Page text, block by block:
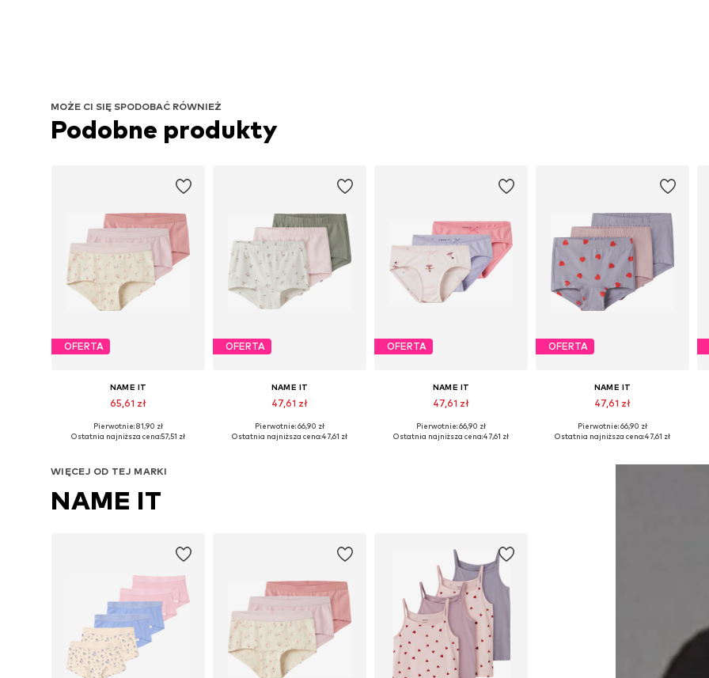
MOŻE CI SIĘ SPODOBAĆ RÓWNIEŻ
Podobne produkty
OFERTA
NAME IT
65,61 zł
Dostępne w różnych rozmiarach
Pierwotnie: 81,90 zł
Ostatnia najniższa cena:57,51 zł
OFERTA
NAME IT
47,61 zł
Dostępne w różnych rozmiarach
Pierwotnie: 66,90 zł
Ostatnia najniższa cena:47,61 zł
OFERTA
NAME IT
47,61 zł
Dostępne w różnych rozmiarach
Pierwotnie: 66,90 zł
Ostatnia najniższa cena:47,61 zł
OFERTA
NAME IT
47,61 zł
Dostępne w różnych rozmiarach
Pierwotnie: 66,90 zł
Ostatnia najniższa cena:47,61 zł
WIĘCEJ OD TEJ MARKI
NAME IT